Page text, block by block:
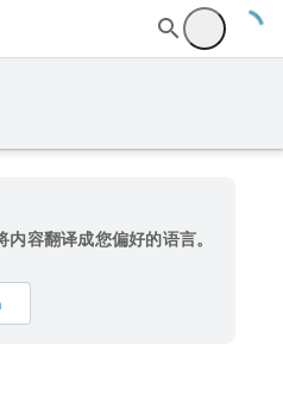
容翻译成您偏好的语言。